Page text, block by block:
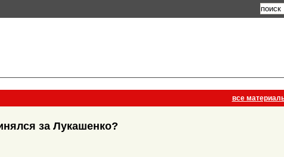
все
за Лукашенко?